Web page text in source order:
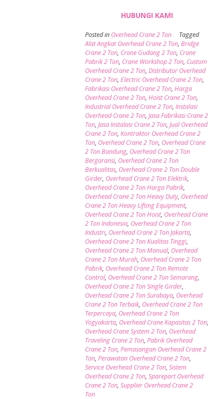
HUBUNGI KAMI
Posted in Overhead Crane 2 Ton
Tagged
Alat Angkat Overhead Crane 2 Ton, Bridge
Crane 2 Ton, Crane Gudang 2 Ton, Crane
Pabrik 2 Ton, Crane Workshop 2 Ton, Custom
Overhead Crane 2 Ton, Distributor Overhead
Crane 2 Ton, Electric Overhead Crane 2 Ton,
Fabrikasi Overhead Crane 2 Ton, Harga
Overhead Crane 2 Ton, Hoist Crane 2 Ton,
Industrial Overhead Crane 2 Ton, Instalasi
Overhead Crane 2 Ton, Jasa Fabrikasi Crane 2
Ton, Jasa Instalasi Crane 2 Ton, Jual Overhead
Crane 2 Ton, Kontraktor Overhead Crane 2
Ton, Overhead Crane 2 Ton, Overhead Crane
2 Ton Bandung, Overhead Crane 2 Ton
Bergaransi, Overhead Crane 2 Ton
Berkualitas, Overhead Crane 2 Ton Double
Girder, Overhead Crane 2 Ton Elektrik,
Overhead Crane 2 Ton Harga Pabrik,
Overhead Crane 2 Ton Heavy Duty, Overhead
Crane 2 Ton Heavy Lifting Equipment,
Overhead Crane 2 Ton Hoist, Overhead Crane
2 Ton Indonesia, Overhead Crane 2 Ton
Industri, Overhead Crane 2 Ton Jakarta,
Overhead Crane 2 Ton Kualitas Tinggi,
Overhead Crane 2 Ton Manual, Overhead
Crane 2 Ton Murah, Overhead Crane 2 Ton
Pabrik, Overhead Crane 2 Ton Remote
Control, Overhead Crane 2 Ton Semarang,
Overhead Crane 2 Ton Single Girder,
Overhead Crane 2 Ton Surabaya, Overhead
Crane 2 Ton Terbaik, Overhead Crane 2 Ton
Terpercaya, Overhead Crane 2 Ton
Yogyakarta, Overhead Crane Kapasitas 2 Ton,
Overhead Crane System 2 Ton, Overhead
Traveling Crane 2 Ton, Pabrik Overhead
Crane 2 Ton, Pemasangan Overhead Crane 2
Ton, Perawatan Overhead Crane 2 Ton,
Service Overhead Crane 2 Ton, Sistem
Overhead Crane 2 Ton, Sparepart Overhead
Crane 2 Ton, Supplier Overhead Crane 2
Ton